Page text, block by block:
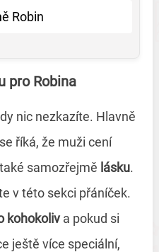
Robin
pro Robina
nic nezkazíte. Hlavně
říká, že muži cení
samozřejmě lásku.
v této sekci přáníček.
kohokoliva pokud si
ještě více speciální,